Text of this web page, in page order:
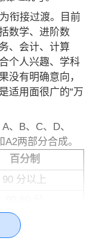
衔接过渡。目前
数学、进阶数
、会计、计算
个人兴趣、学科
没有明确意向，
适用面很广的“万
、B、C、D、
两部分合成。
百分制
90 分以上
70-79 分
60-69 分